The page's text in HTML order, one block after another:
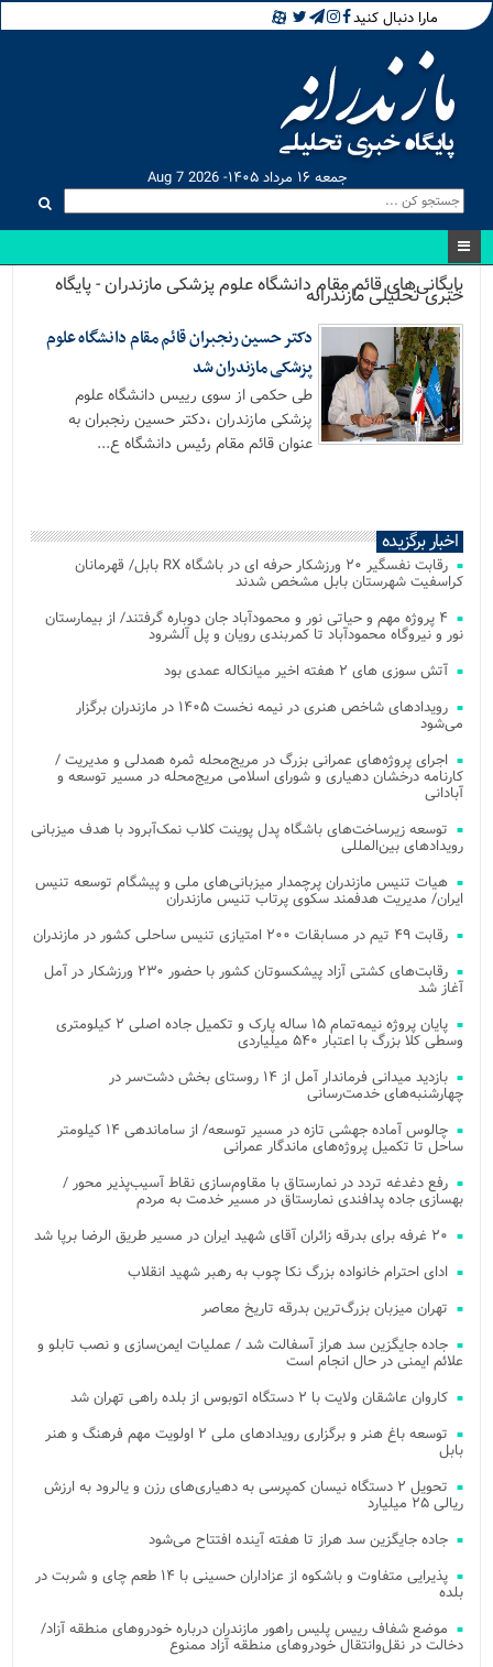
مارا دنبال کنید
جمعه ۱۶ مرداد ۱۴۰۵- Aug 7 2026
بایگانی‌های قائم مقام دانشگاه علوم پزشکی مازندران - پایگاه
خبری تحلیلی مازندرانه
دکتر حسین رنجبران قائم مقام دانشگاه علوم
پزشکی مازندران شد
طی حکمی از سوی رییس دانشگاه علوم
پزشکی مازندران ،دکتر حسین رنجبران به
عنوان قائم مقام رئیس دانشگاه ع...
اخبار برگزیده
رقابت نفسگیر ۲۰ ورزشکار حرفه ای در باشگاه RX بابل/ قهرمانان
کراسفیت شهرستان بابل مشخص شدند
۴ پروژه مهم و حیاتی نور و محمودآباد جان دوباره گرفتند/ از بیمارستان
نور و نیروگاه محمودآباد تا کمربندی رویان و پل آلشرود
آتش‌ سوزی‌ های ۲ هفته اخیر میانکاله عمدی بود
رویدادهای شاخص هنری در نیمه نخست ۱۴۰۵ در مازندران برگزار
می‌شود
اجرای پروژه‌های عمرانی بزرگ در مریج‌محله ثمره همدلی و مدیریت /
کارنامه درخشان دهیاری و شورای اسلامی مریج‌محله در مسیر توسعه و
آبادانی
توسعه زیرساخت‌های باشگاه پدل پوینت کلاب نمک‌آبرود با هدف میزبانی
رویدادهای بین‌المللی
هیات تنیس مازندران پرچمدار میزبانی‌های ملی و پیشگام توسعه تنیس
ایران/ مدیریت هدفمند سکوی پرتاب تنیس مازندران
رقابت ۴۹ تیم در مسابقات ۲۰۰ امتیازی تنیس ساحلی کشور در مازندران
رقابت‌های کشتی آزاد پیشکسوتان کشور با حضور ۲۳۰ ورزشکار در آمل
آغاز شد
پایان پروژه نیمه‌تمام ۱۵ ساله پارک و تکمیل جاده اصلی ۲ کیلومتری
وسطی کلا بزرگ با اعتبار ۵۴۰ میلیاردی
بازدید میدانی فرماندار آمل از ۱۴ روستای بخش دشت‌سر در
چهارشنبه‌های خدمت‌رسانی
چالوس آماده جهشی تازه در مسیر توسعه/ از ساماندهی ۱۴ کیلومتر
ساحل تا تکمیل پروژه‌های ماندگار عمرانی
رفع دغدغه تردد در نمارستاق با مقاوم‌سازی نقاط آسیب‌پذیر محور /
بهسازی جاده پدافندی نمارستاق در مسیر خدمت به مردم
۲۰ غرفه برای بدرقه زائران آقای شهید ایران در مسیر طریق الرضا برپا شد
ادای احترام خانواده بزرگ نکا چوب به رهبر شهید انقلاب
تهران میزبان بزرگ‌ترین بدرقه تاریخ معاصر
جاده جایگزین سد هراز آسفالت شد / عملیات ایمن‌سازی و نصب تابلو و
علائم ایمنی در حال انجام است
کاروان عاشقان ولایت با ۲ دستگاه اتوبوس از بلده راهی تهران شد
توسعه باغ هنر و برگزاری رویدادهای ملی ۲ اولویت مهم فرهنگ و هنر
بابل
تحویل ۲ دستگاه نیسان کمپرسی به دهیاری‌های رزن و یالرود به ارزش
ریالی ۲۵ میلیارد
جاده جایگزین سد هراز تا هفته آینده افتتاح می‌شود
پذیرایی متفاوت و باشکوه از عزاداران حسینی با ۱۴ طعم چای و شربت در
بلده
موضع شفاف رییس پلیس راهور مازندران درباره خودروهای منطقه آزاد/
دخالت در نقل‌وانتقال خودروهای منطقه آزاد ممنوع